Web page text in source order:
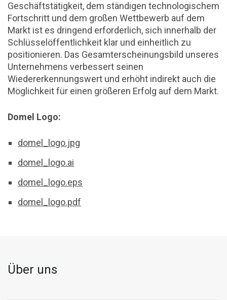
Geschäftstätigkeit, dem ständigen technologischem
Fortschritt und dem großen Wettbewerb auf dem
Markt ist es dringend erforderlich, sich innerhalb der
Schlüsselöffentlichkeit klar und einheitlich zu
positionieren. Das Gesamterscheinungsbild unseres
Unternehmens verbessert seinen
Wiedererkennungswert und erhöht indirekt auch die
Möglichkeit für einen größeren Erfolg auf dem Markt.
Domel Logo:
domel_logo.jpg
domel_logo.ai
domel_logo.eps
domel_logo.pdf
Über uns